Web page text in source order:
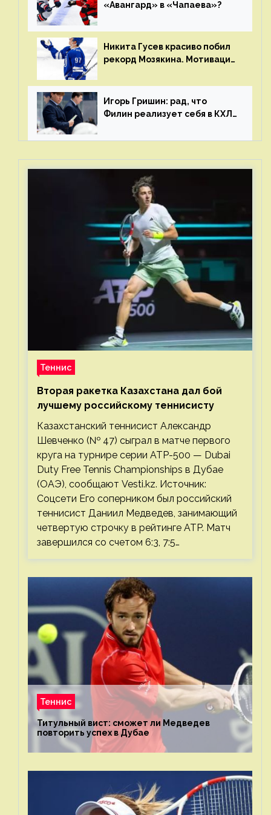
«Авангард» в «Чапаева»?
Никита Гусев красиво побил
рекорд Мозякина. Мотивации
много
Игорь Гришин: рад, что
Филин реализует себя в КХЛ
стали загонять его в рамки
Теннис
Вторая ракетка Казахстана дал бой
лучшему российскому теннисисту
Казахстанский теннисист Александр
Шевченко (№ 47) сыграл в матче первого
круга на турнире серии ATP-500 — Dubai
Duty Free Tennis Championships в Дубае
(ОАЭ), сообщают Vesti.kz. Источник:
Соцсети Его соперником был российский
теннисист Даниил Медведев, занимающий
четвертую строчку в рейтинге ATP. Матч
завершился со счетом 6:3, 7:5…
Теннис
Титульный вист: сможет ли Медведев
повторить успех в Дубае